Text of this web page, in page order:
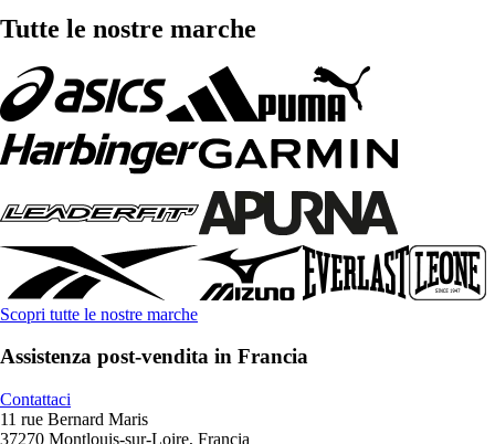
Tutte le nostre marche
Scopri tutte le nostre marche
Assistenza post-vendita in Francia
Contattaci
11 rue Bernard Maris
37270 Montlouis-sur-Loire, Francia